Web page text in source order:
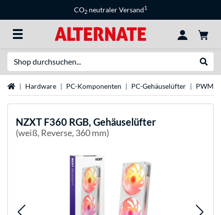
CO2 neutraler Versand1
StartseiteHardware PC-Komponenten PC-Gehäuselüfter PWM-
NZXT F360 RGB, Gehäuselüfter
(weiß, Reverse, 360 mm)